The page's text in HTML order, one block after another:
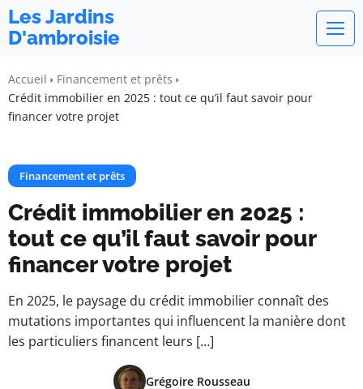
Les Jardins
D'ambroisie
Accueil
Financement et prêts
Crédit immobilier en 2025 : tout ce qu’il faut savoir pour
financer votre projet
Financement et prêts
Crédit immobilier en 2025 :
tout ce qu’il faut savoir pour
financer votre projet
En 2025, le paysage du crédit immobilier connaît des
mutations importantes qui influencent la manière dont
les particuliers financent leurs […]
Grégoire Rousseau